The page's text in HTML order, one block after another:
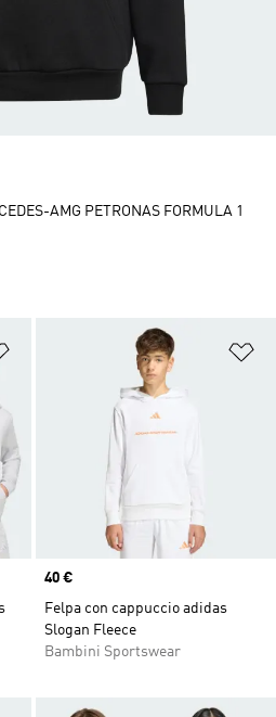
Aggiungi alla lista dei desideri
Price
40 €
Felpa con cappuccio adidas
Slogan Fleece
Bambini Sportswear
AMG PETRONAS FORMULA 1